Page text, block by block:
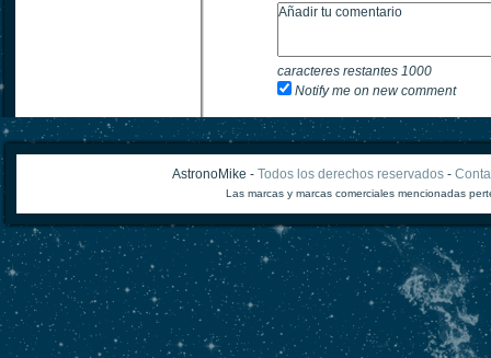
caracteres restantes 1000
Notify me on new comment
AstronoMike - Todos los derechos reservados-
Las marcas y marcas comerciales mencionadas